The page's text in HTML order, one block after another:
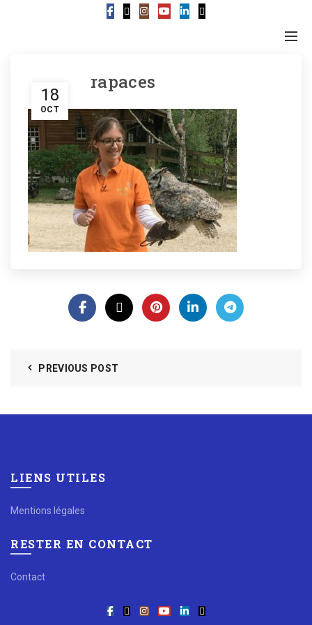
18
OCT
rapaces
PREVIOUS POST
LIENS UTILES
Mentions légales
RESTER EN CONTACT
Contact